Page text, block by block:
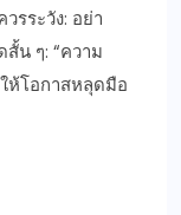
รระวัง: อย่า
น ๆ: “ความ
ห้โอกาสหลุดมือ